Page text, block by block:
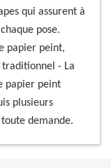
qui assurent à
pose.
papier peint,
traditionnel - La
papier peint
plusieurs
demande.